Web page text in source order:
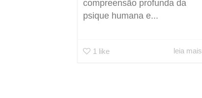
compreensão profunda da
psique humana e...
1 like leia mais